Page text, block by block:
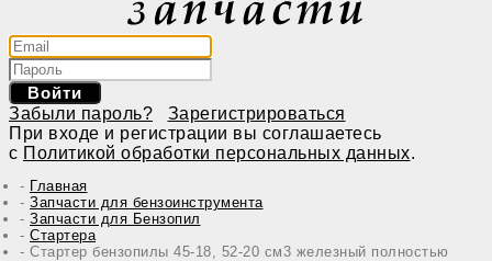
Войти
Забыли пароль?
Зарегистрироваться
При входе и регистрации вы соглашаетесь
с Политикой обработки персональных данных.
Главная
Запчасти для бензоинструмента
Запчасти для Бензопил
Стартера
Стартер бензопилы 45-18, 52-20 см3 железный полностью